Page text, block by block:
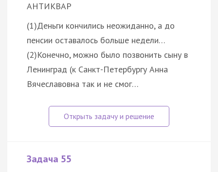
АНТИКВАР
(1)Деньги кончились неожиданно, а до
пенсии оставалось больше недели…
(2)Конечно, можно было позвонить сыну в
Ленинград (к Санкт-Петербургу Анна
Вячеславовна так и не смог…
Задача 55